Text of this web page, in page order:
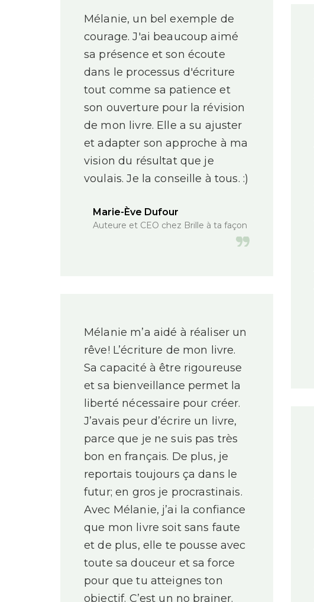
Mélanie, un bel exemple de
courage. J'ai beaucoup aimé
sa présence et son écoute
dans le processus d'écriture
tout comme sa patience et
son ouverture pour la révision
de mon livre. Elle a su ajuster
et adapter son approche à ma
vision du résultat que je
voulais. Je la conseille à tous. :)
Marie-Ève Dufour
Auteure et CEO chez Brille à ta façon
Mélanie m’a aidé à réaliser un
rêve! L’écriture de mon livre.
Sa capacité à être rigoureuse
et sa bienveillance permet la
liberté nécessaire pour créer.
J’avais peur d’écrire un livre,
parce que je ne suis pas très
bon en français. De plus, je
reportais toujours ça dans le
futur; en gros je procrastinais.
Avec Mélanie, j’ai la confiance
que mon livre soit sans faute
et de plus, elle te pousse avec
toute sa douceur et sa force
pour que tu atteignes ton
objectif. C’est un no brainer.